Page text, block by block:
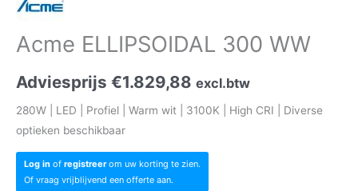
Acme ELLIPSOIDAL 300 WW
Adviesprijs €1.829,88 excl.btw
280W | LED | Profiel | Warm wit | 3100K | High CRI | Diverse
optieken beschikbaar
Log in of registreerom uw korting te zien.
Of vraag vrijblijvend een offerte aan.